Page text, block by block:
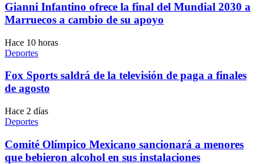
Gianni Infantino ofrece la final del Mundial 2030 a
Marruecos a cambio de su apoyo
Hace 10 horas
Deportes
Fox Sports saldrá de la televisión de paga a finales
de agosto
Hace 2 días
Deportes
Comité Olímpico Mexicano sancionará a menores
que bebieron alcohol en sus instalaciones